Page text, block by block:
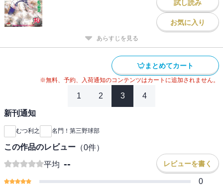
試し読み
お気に入り
あらすじを見る
まとめてカート
※無料、予約、入荷通知のコンテンツはカートに追加されません。
1 2 3 4
新刊通知
むつ利之 名門！第三野球部
この作品のレビュー （0件）
平均 -- レビューを書く
0